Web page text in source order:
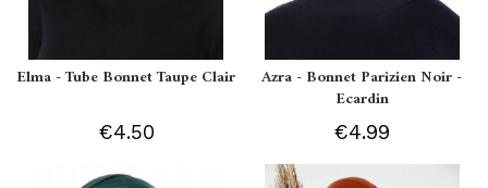
Elma - Tube Bonnet Taupe Clair
€4.50
Azra - Bonnet Parizien Noir -
Ecardin
€4.99